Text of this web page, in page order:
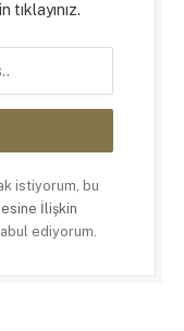
tıklayınız.
istiyorum, bu
İlişkin
ediyorum.